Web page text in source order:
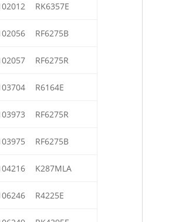
RK6357E
RF6275B
RF6275R
R6164E
RF6275R
RF6275B
K287MLA
R4225E